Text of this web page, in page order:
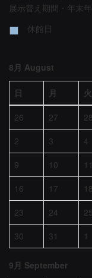
展示替え期間・年末
■ 休館日
8月 August
日 月 火
26 27 28
2
3 4
9
10 11
16
17 18
23
24 25
30
31 1
9月 September